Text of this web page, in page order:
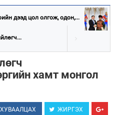
дээд цол олгож, одон,...
хамт монгол
ХУВААЛЦАХ ЖИРГЭХ